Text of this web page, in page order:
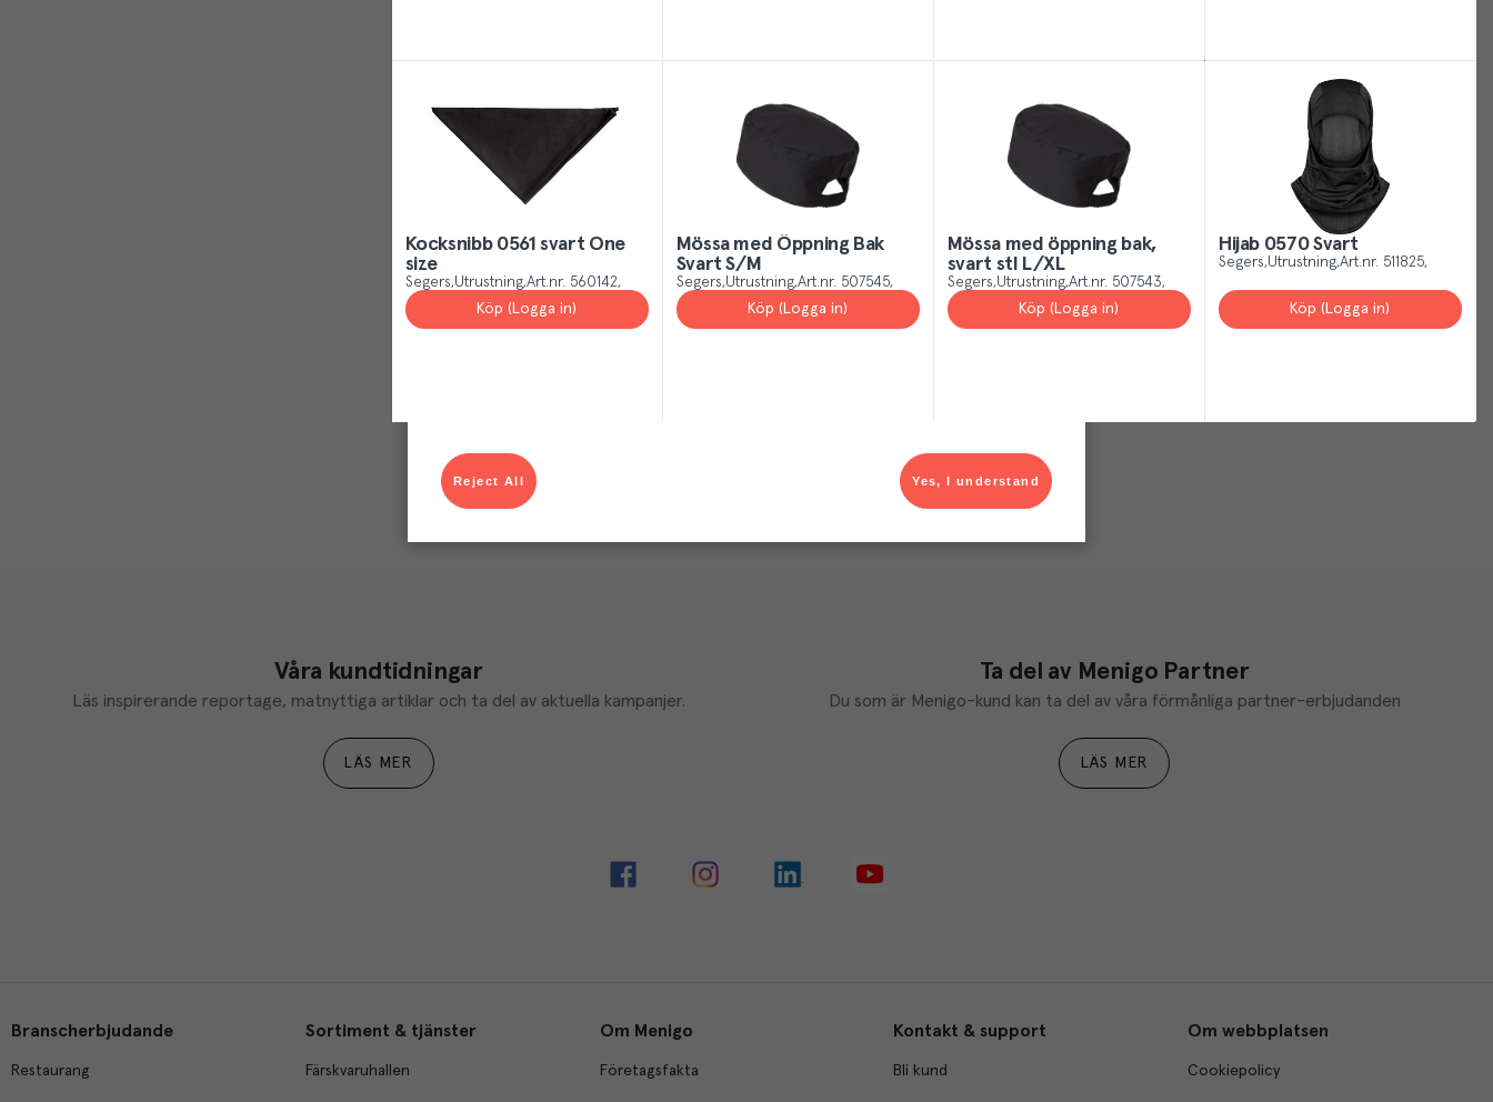
Kocksnibb 0561 svart One
size
Segers Utrustning Art.nr. 560142
Köp (Logga in)
Mössa med Öppning Bak
Svart S/M
Segers Utrustning Art.nr. 507545
Köp (Logga in)
Mössa med öppning bak,
svart stl L/XL
Segers Utrustning Art.nr. 507543
Köp (Logga in)
Hijab 0570 Svart
Segers Utrustning Art.nr. 511825
Köp (Logga in)
Våra kundtidningar
Läs inspirerande reportage, matnyttiga artiklar och ta del av aktuella kampanjer.
LÄS MER
Ta del av Menigo Partner
Du som är Menigo-kund kan ta del av våra förmånliga partner-erbjudanden
LÄS MER
Branscherbjudande
Restaurang
Sortiment & tjänster
Färskvaruhallen
Om Menigo
Företagsfakta
Kontakt & support
Bli kund
Om webbplatsen
Cookiepolicy
Settings
for
more
information
visit
Yes, I understand
Reject All